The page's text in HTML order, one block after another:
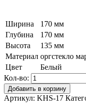
Ширина
170 мм
Глубина
170 мм
Высота
135 мм
Материал оргстекло
Цвет
Белый
Кол-во:
Добавить в корзину
Артикул: KHS-17